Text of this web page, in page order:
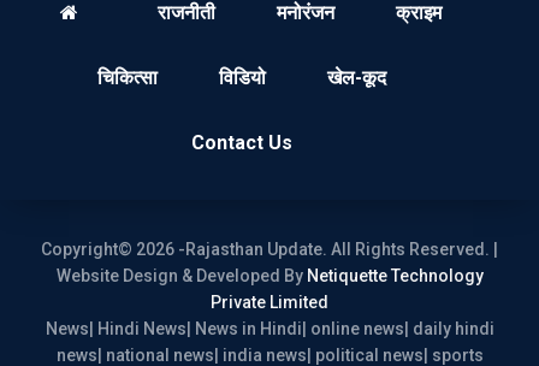
राजनीती मनोरंजन क्राइम
चिकित्सा विडियो खेल-कूद
Contact Us
Copyright© 2026 -Rajasthan Update. All Rights Reserved. |
Website Design & Developed By Netiquette Technology
Private Limited
News| Hindi News| News in Hindi| online news| daily hindi
news| national news| india news| political news| sports